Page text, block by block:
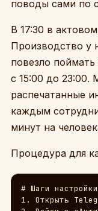
поводы сами по
В 17:30 в
Производство у
повезло
с 15:00 до 23:00.
распечатанные
каждым
минут на
Процедура для
# Шаги
1. Открыть